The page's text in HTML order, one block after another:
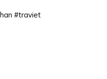
#traviet